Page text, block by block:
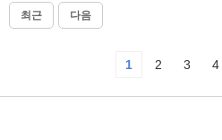
최근 다음
1 2 3 4